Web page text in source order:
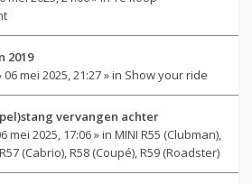
2019
06 mei 2025, 21:27 » in Show your ride
vervangen achter
mei 2025, 17:06 » in MINI R55 (Clubman),
(Cabrio), R58 (Coupé), R59 (Roadster)